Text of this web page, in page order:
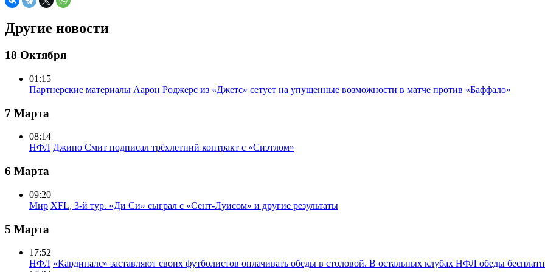
Другие новости
18 Октября
01:15
Партнерские материалы Аарон Роджерс из «Джетс» сетует на упущенные возможности в матче против «Баффало»
7 Марта
08:14
НФЛ Джино Смит подписал трёхлетний контракт с «Сиэтлом»
6 Марта
09:20
Мир XFL, 3-й тур. «Ди Си» сыграл с «Сент-Луисом» и другие результаты
5 Марта
17:52
НФЛ «Кардиналс» заставляют своих футболистов оплачивать обеды в столовой. В остальных клубах НФЛ обеды